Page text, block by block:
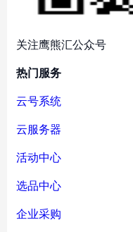
关注鹰熊汇公众号
热门服务
云号系统
云服务器
活动中心
选品中心
企业采购